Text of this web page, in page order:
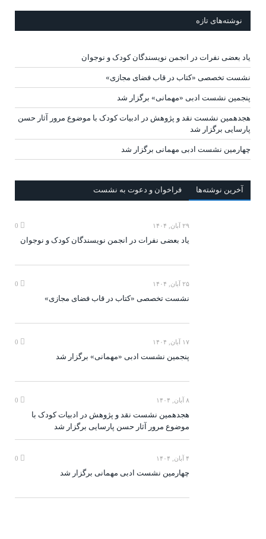
نوشته‌های تازه
یاد بعضی نفرات در انجمن نویسندگان کودک و نوجوان
نشست تخصصی «کتاب در قاب فضای مجازی»
پنجمین نشست ادبی «مهمانی» برگزار شد
هجدهمین نشست نقد و پژوهش در ادبیات کودک با موضوع مرور آثار حسن
پارسایی برگزار شد
چهارمین نشست ادبی مهمانی برگزار شد
آخرين‌ نوشته‌ها فراخوان و دعوت به نشست
۲۹ آبان, ۱۴۰۴
یاد بعضی نفرات در انجمن نویسندگان کودک و نوجوان
۲۵ آبان, ۱۴۰۴
نشست تخصصی «کتاب در قاب فضای مجازی»
۱۷ آبان, ۱۴۰۴
پنجمین نشست ادبی «مهمانی» برگزار شد
۸ آبان, ۱۴۰۴
هجدهمین نشست نقد و پژوهش در ادبیات کودک با
موضوع مرور آثار حسن پارسایی برگزار شد
۴ آبان, ۱۴۰۴
چهارمین نشست ادبی مهمانی برگزار شد